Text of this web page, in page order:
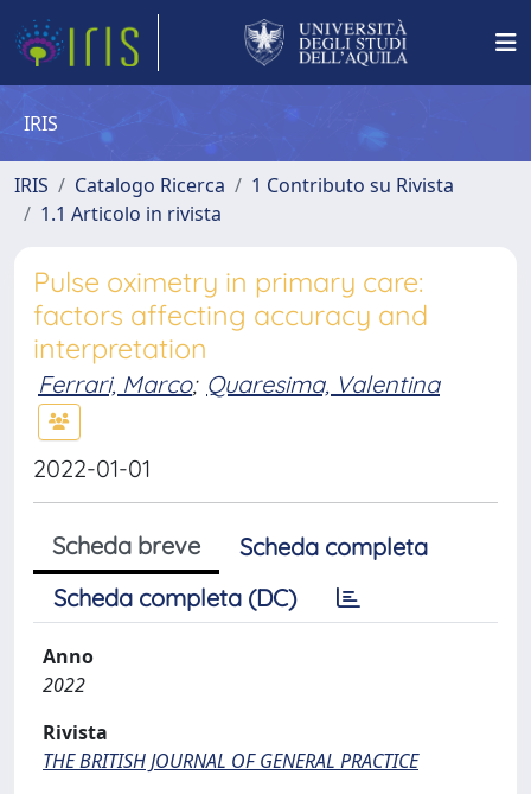
IRIS
IRIS Catalogo Ricerca
1 Contributo su Rivista
1.1 Articolo in rivista
Pulse oximetry in primary care:
factors affecting accuracy and
interpretation
Ferrari, Marco; Quaresima, Valentina
2022-01-01
Scheda breve
Scheda completa
Scheda completa (DC)
Anno
2022
Rivista
THE BRITISH JOURNAL OF GENERAL PRACTICE